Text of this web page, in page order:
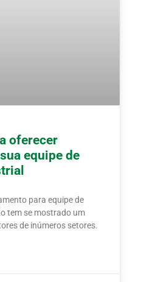
oferecer
equipe de
para equipe de
tem se mostrado um
de inúmeros setores.